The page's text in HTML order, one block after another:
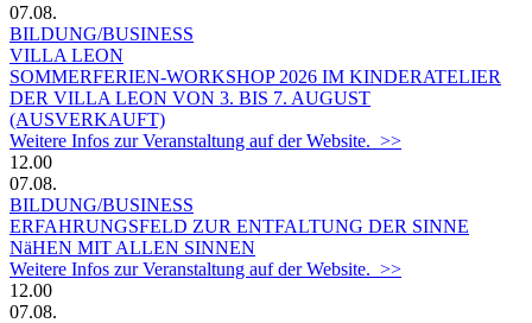
07.08.
BILDUNG/BUSINESS
VILLA LEON
SOMMERFERIEN-WORKSHOP 2026 IM KINDERATELIER
DER VILLA LEON VON 3. BIS 7. AUGUST
(AUSVERKAUFT)
Weitere Infos zur Veranstaltung auf der Website. >>
12.00
07.08.
BILDUNG/BUSINESS
ERFAHRUNGSFELD ZUR ENTFALTUNG DER SINNE
NäHEN MIT ALLEN SINNEN
Weitere Infos zur Veranstaltung auf der Website. >>
12.00
07.08.